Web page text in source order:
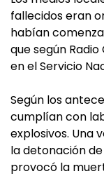
fallecidos eran
habían
que según
en el Servicio
Según los
cumplían con
explosivos. Una
la detonación
provocó la